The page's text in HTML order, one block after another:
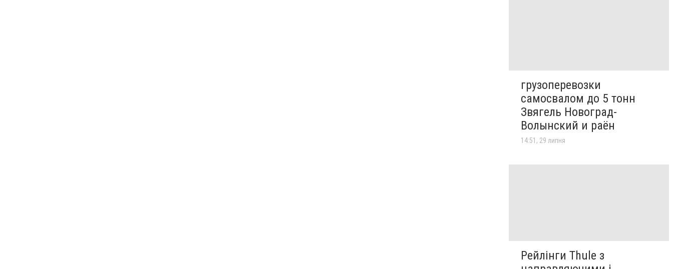
грузоперевозки
самосвалом до 5 тонн
Звягель Новоград-
Волынский и раён
14:51, 29 липня
Рейлінги Thule з